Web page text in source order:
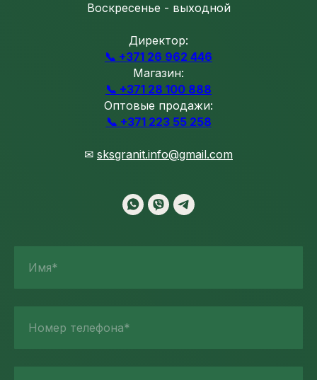
Воскресенье - выходной
Директор:
📞 +371 26 962 446
Магазин:
📞 +371 28 100 888
Оптовые продажи:
📞 +371 223 55 258
✉ sksgranit.info@gmail.com
Имя*
Номер телефона*